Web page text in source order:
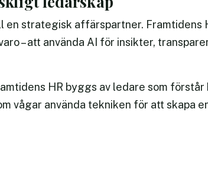
en strategisk affärspartner. Framtidens
– att använda AI för insikter,
HR byggs av ledare som förstår
vågar använda tekniken för att skapa